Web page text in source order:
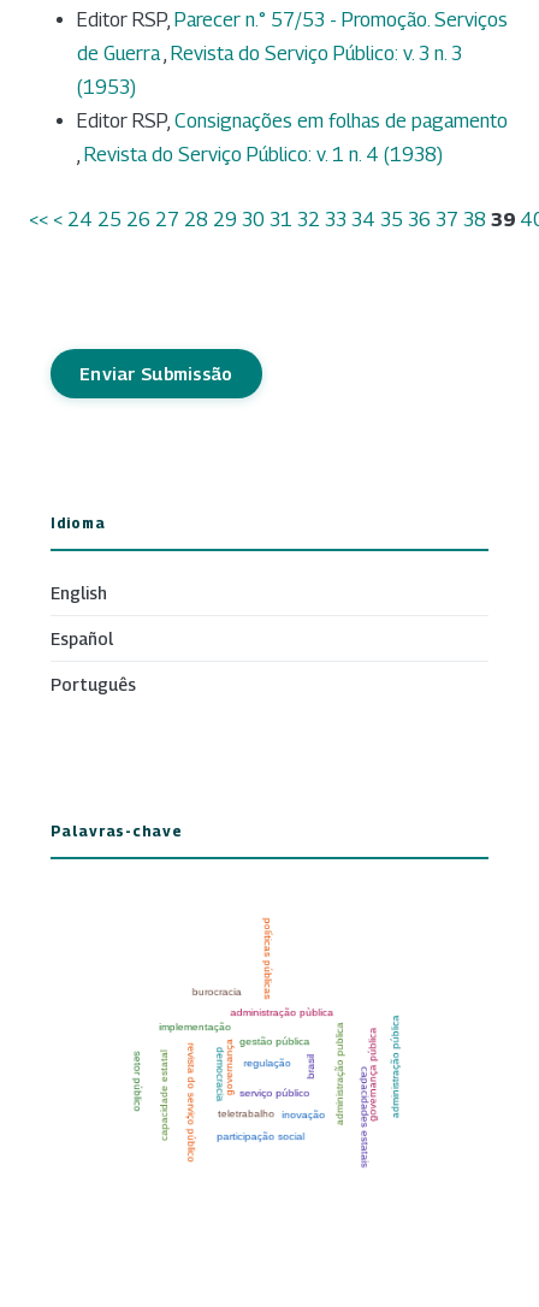
Editor RSP, Parecer n.° 57/53 - Promoção. Serviços
de Guerra, Revista do Serviço Público: v. 3 n. 3
(1953)
Editor RSP, Consignações em folhas de pagamento
, Revista do Serviço Público: v. 1 n. 4 (1938)
<< < 24 25 26 27 28 29 30 31 32 33 34 35 36 37 38 39
Enviar Submissão
Idioma
English
Español
Português
Palavras-chave